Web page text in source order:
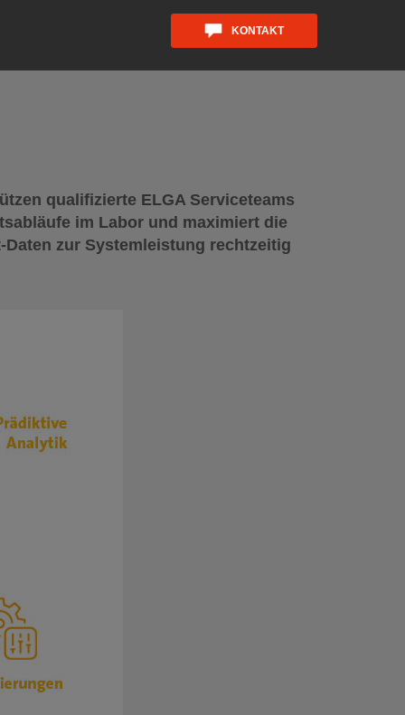
KONTAKT
qualifizierte ELGA Serviceteams
im Labor und maximiert die
zur Systemleistung rechtzeitig